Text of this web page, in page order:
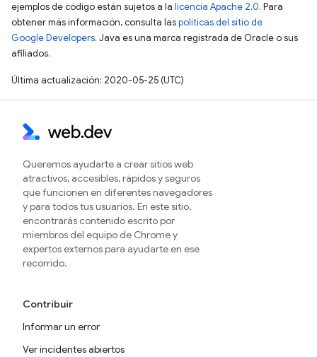
ejemplos de código están sujetos a la licencia Apache 2.0. Para
obtener más información, consulta laspolíticas del sitio de
Google Developers. Java es una marca registrada de Oracle o sus
afiliados.
Última actualización: 2020-05-25 (UTC)
Queremos ayudarte a crear sitios web
atractivos, accesibles, rápidos y seguros
que funcionen en diferentes navegadores
y para todos tus usuarios. En este sitio,
encontrarás contenido escrito por
miembros del equipo de Chrome y
expertos externos para ayudarte en ese
recorrido.
Contribuir
Informar un error
Ver incidentes abiertos